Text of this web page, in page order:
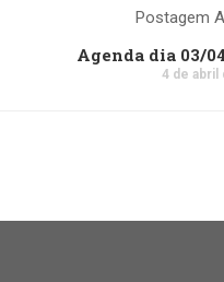
Postagem
Agenda dia 03/
4 de abril